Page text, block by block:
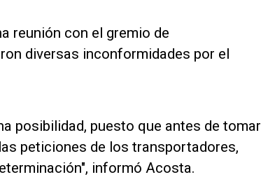
reunión con el gremio de
diversas inconformidades por el
posibilidad, puesto que antes de tomar
peticiones de los transportadores,
informó Acosta.